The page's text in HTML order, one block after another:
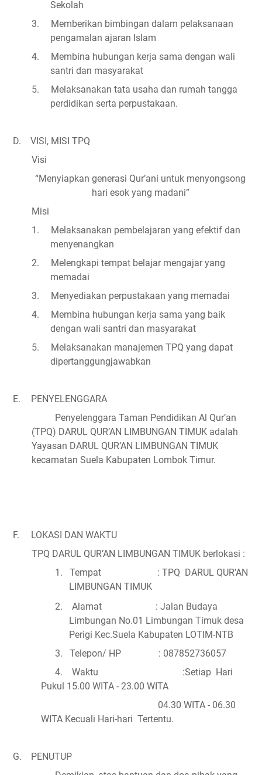
Sekolah
3.
Memberikan bimbingan dalam pelaksanaan
pengamalan ajaran Islam
4.
Membina hubungan kerja sama dengan wali
santri dan masyarakat
5.
Melaksanakan tata usaha dan rumah tangga
perdidikan serta perpustakaan.
D.
VISI, MISI TPQ
Visi
“Menyiapkan generasi Qur’ani untuk menyongsong
hari esok yang madani”
Misi
1.
Melaksanakan pembelajaran yang efektif dan
menyenangkan
2.
Melengkapi tempat belajar mengajar yang
memadai
3.
Menyediakan perpustakaan yang memadai
4.
Membina hubungan kerja sama yang baik
dengan wali santri dan masyarakat
5.
Melaksanakan manajemen TPQ yang dapat
dipertanggungjawabkan
E.
PENYELENGGARA
Penyelenggara Taman Pendidikan Al Qur’an
(TPQ) DARUL QUR’AN LIMBUNGAN TIMUK adalah
Yayasan DARUL QUR’AN LIMBUNGAN TIMUK
kecamatan Suela Kabupaten Lombok Timur.
F.
LOKASI DAN WAKTU
TPQ DARUL QUR’AN LIMBUNGAN TIMUK berlokasi :
1.
Tempat : TPQ DARUL QUR’AN
LIMBUNGAN TIMUK
2.
Alamat : Jalan Budaya
Limbungan No.01 Limbungan Timuk desa
Perigi Kec.Suela Kabupaten LOTIM-NTB
3.
Telepon/ HP
: 087852736057
4.
Waktu :Setiap Hari
Pukul 1 5.00 WITA - 23.00 WITA
04.30 WITA - 06.30
WITA Kecuali Hari-hari Tertentu.
G.
PENUTUP